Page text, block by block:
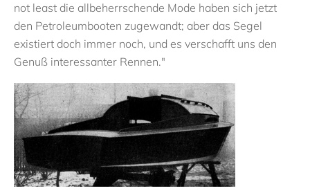
not least die allbeherrschende Mode haben sich jetzt
den Petroleumbooten zugewandt; aber das Segel
existiert doch immer noch, und es verschafft uns den
Genuß interessanter Rennen."